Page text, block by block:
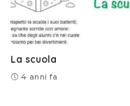
La scuola
4 anni fa